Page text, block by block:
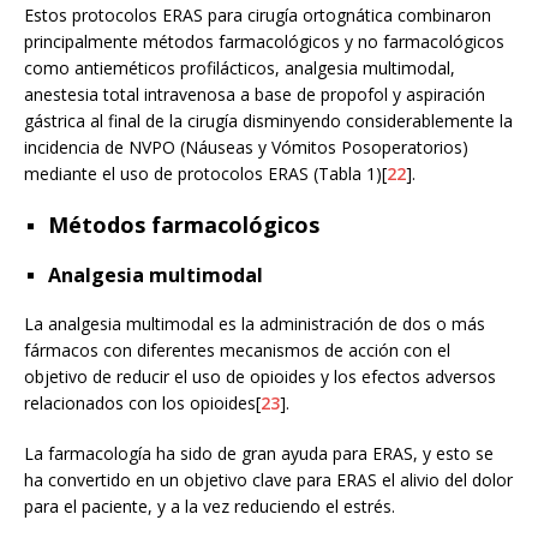
Estos protocolos ERAS para cirugía ortognática combinaron
principalmente métodos farmacológicos y no farmacológicos
como antieméticos profilácticos, analgesia multimodal,
anestesia total intravenosa a base de propofol y aspiración
gástrica al final de la cirugía disminyendo considerablemente la
incidencia de NVPO (Náuseas y Vómitos Posoperatorios)
mediante el uso de protocolos ERAS (Tabla 1)[22].
Métodos farmacológicos
Analgesia multimodal
La analgesia multimodal es la administración de dos o más
fármacos con diferentes mecanismos de acción con el
objetivo de reducir el uso de opioides y los efectos adversos
relacionados con los opioides[23].
La farmacología ha sido de gran ayuda para ERAS, y esto se
ha convertido en un objetivo clave para ERAS el alivio del dolor
para el paciente, y a la vez reduciendo el estrés.